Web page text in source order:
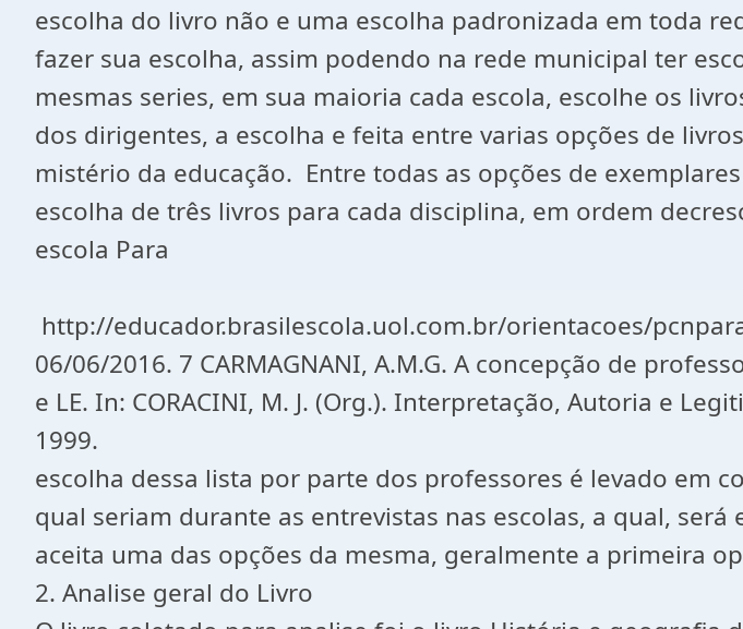
escolha do livro não e uma escolha padronizada em toda
fazer sua escolha, assim podendo na rede municipal ter
mesmas series, em sua maioria cada escola, escolhe os
dos dirigentes, a escolha e feita entre varias opções de
mistério da educação. Entre todas as opções de
escolha de três livros para cada disciplina, em ordem
escola Para
http://educador.brasilescola.uol.com.br/orientacoes/
06/06/2016. 7 CARMAGNANI, A.M.G. A concepção de
e LE. In: CORACINI, M. J. (Org.). Interpretação, Autoria e
1999.
escolha dessa lista por parte dos professores é levado em
qual seriam durante as entrevistas nas escolas, a qual,
aceita uma das opções da mesma, geralmente a primeira
2. Analise geral do Livro